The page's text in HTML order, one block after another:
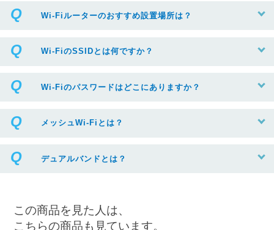
Wi-Fiルーターのおすすめ設置場所は？
Wi-FiのSSIDとは何ですか？
Wi-Fiのパスワードはどこにありますか？
メッシュWi-Fiとは？
デュアルバンドとは？
この商品を見た人は、
こちらの商品も見ています。